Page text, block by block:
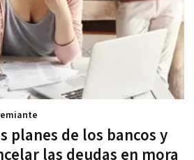
planes de los bancos y
las deudas en mora